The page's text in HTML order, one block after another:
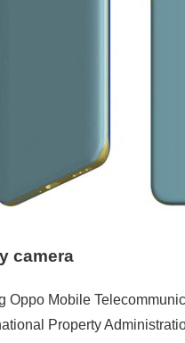
camera
Oppo Mobile
Property